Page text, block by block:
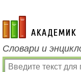
academic.ru
Словари и